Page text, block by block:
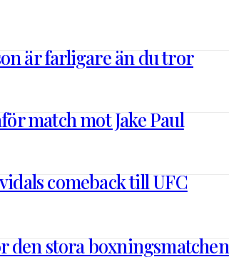
är farligare än du tror
match mot Jake Paul
comeback till UFC
den stora boxningsmatchen